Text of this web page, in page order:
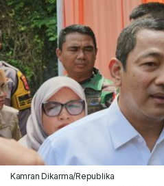
Kamran Dikarma/Republika